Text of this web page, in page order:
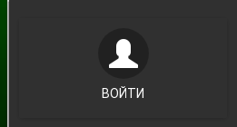
ВОЙТИ